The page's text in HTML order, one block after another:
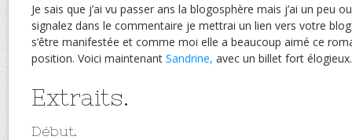
Je sais que j’ai vu passer ans la blogosphère mais j’ai un peu
signalez dans le commentaire je mettrai un lien vers votre
s’être manifestée et comme moi elle a beaucoup aimé ce
position. Voici maintenant Sandrine, avec un billet fort élogieux.
Extraits.
Début.